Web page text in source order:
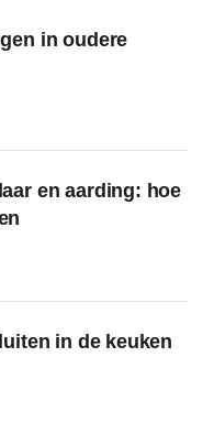
in oudere
en aarding: hoe
in de keuken